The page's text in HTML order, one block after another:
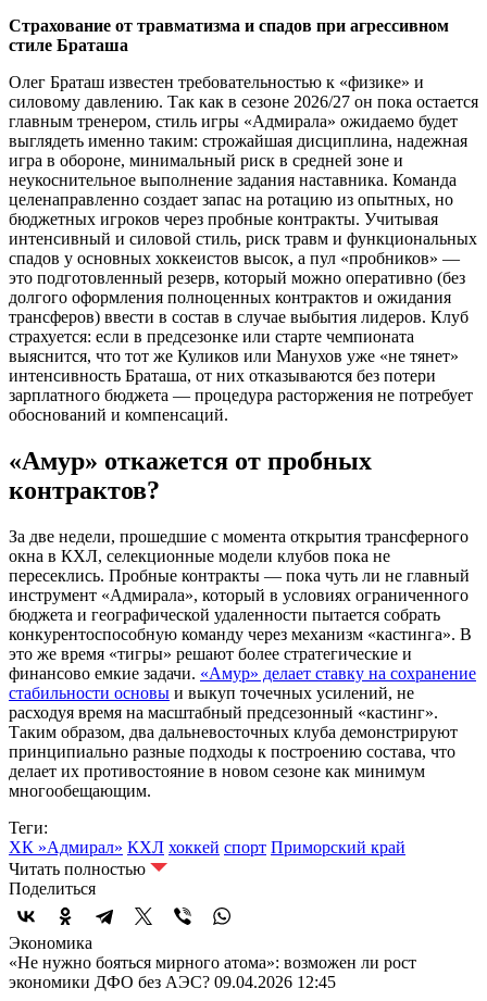
Страхование от травматизма и спадов при агрессивном
стиле Браташа
Олег Браташ известен требовательностью к «физике» и
силовому давлению. Так как в сезоне 2026/27 он пока остается
главным тренером, стиль игры «Адмирала» ожидаемо будет
выглядеть именно таким: строжайшая дисциплина, надежная
игра в обороне, минимальный риск в средней зоне и
неукоснительное выполнение задания наставника. Команда
целенаправленно создает запас на ротацию из опытных, но
бюджетных игроков через пробные контракты. Учитывая
интенсивный и силовой стиль, риск травм и функциональных
спадов у основных хоккеистов высок, а пул «пробников» —
это подготовленный резерв, который можно оперативно (без
долгого оформления полноценных контрактов и ожидания
трансферов) ввести в состав в случае выбытия лидеров. Клуб
страхуется: если в предсезонке или старте чемпионата
выяснится, что тот же Куликов или Манухов уже «не тянет»
интенсивность Браташа, от них отказываются без потери
зарплатного бюджета — процедура расторжения не потребует
обоснований и компенсаций.
«Амур» откажется от пробных
контрактов?
За две недели, прошедшие с момента открытия трансферного
окна в КХЛ, селекционные модели клубов пока не
пересеклись. Пробные контракты — пока чуть ли не главный
инструмент «Адмирала», который в условиях ограниченного
бюджета и географической удаленности пытается собрать
конкурентоспособную команду через механизм «кастинга». В
это же время «тигры» решают более стратегические и
финансово емкие задачи. «Амур» делает ставку на сохранение
стабильности основы и выкуп точечных усилений, не
расходуя время на масштабный предсезонный «кастинг».
Таким образом, два дальневосточных клуба демонстрируют
принципиально разные подходы к построению состава, что
делает их противостояние в новом сезоне как минимум
многообещающим.
Теги:
ХК »Адмирал» КХЛ хоккей спорт Приморский край
Читать полностью
Поделиться
Экономика
«Не нужно бояться мирного атома»: возможен ли рост
экономики ДФО без АЭС? 09.04.2026 12:45